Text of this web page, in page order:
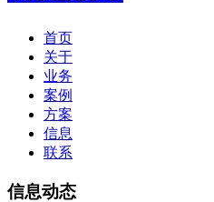
首页
关于
业务
案例
方案
信息
联系
信息动态